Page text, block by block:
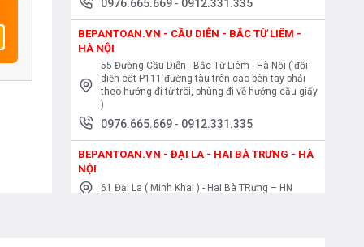
0976.665.669 - 0912.331.335
BEPANTOAN.VN - CẦU DIỄN - BẮC TỪ LIÊM -
HÀ NỘI
55 Đường Cầu Diễn - Bắc Từ Liêm - Hà Nội ( đối
diện cột P111 đường tàu trên cao bên tay phải
theo hướng đi từ trôi, phùng đi về hướng cầu giấy
)
0976.665.669 - 0912.331.335
BEPANTOAN.VN - ĐẠI LA - HAI BÀ TRƯNG - HÀ
NỘI
61 Đại La ( Minh Khai ) - Hai Bà TRưng – HN